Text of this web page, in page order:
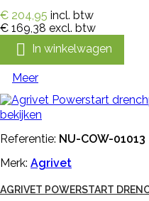
€ 204,95 incl. btw
€ 169,38 excl. btw
 In winkelwagen
Meer
bekijken
Referentie: NU-COW-01013
Merk: Agrivet
AGRIVET POWERSTART